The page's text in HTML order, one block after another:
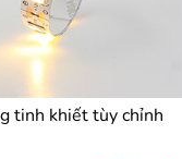
tinh khiết tùy chỉnh